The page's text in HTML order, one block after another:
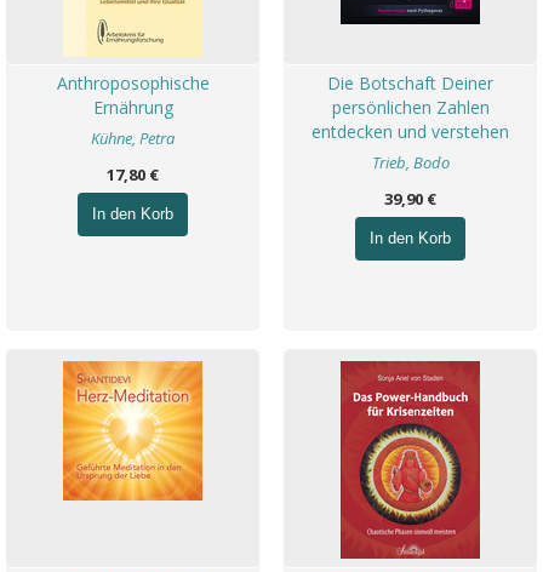
Anthroposophische
Ernährung
Kühne, Petra
17,80 €
In den Korb
Die Botschaft Deiner
persönlichen Zahlen
entdecken und verstehen
Trieb, Bodo
39,90 €
In den Korb